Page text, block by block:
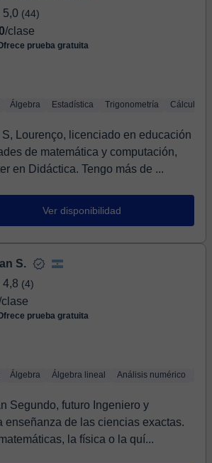
5,0 (44)
/clase
prueba gratuita
Álgebra Estadística Trigonometría Cálculo
Lourenço, licenciado en educación
de matemática y computación,
en Didáctica. Tengo más de ...
Ver disponibilidad
S.
4,8 (4)
prueba gratuita
Álgebra Álgebra lineal Análisis numérico
Segundo, futuro Ingeniero y
enseñanza de las ciencias exactas.
la física o la quí...